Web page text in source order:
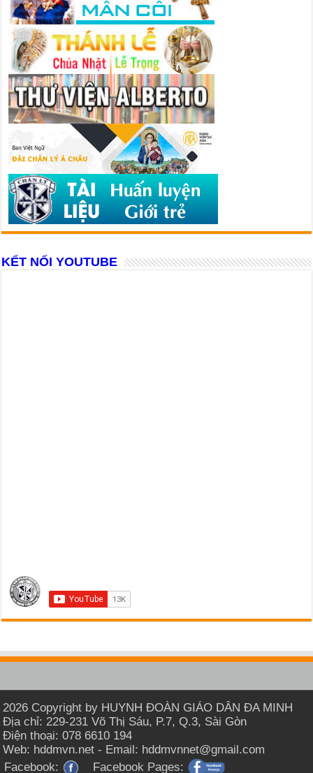
KẾT NỐI YOUTUBE
2026 Copyright by HUYNH ĐOÀN GIÁO DÂN ĐA MINH
Địa chỉ: 229-231 Võ Thị Sáu, P.7, Q.3, Sài Gòn
Điện thoại: 078 6610 194
Web: hddmvn.net - Email: hddmvnnet@gmail.com
Facebook:
Facebook Pages: